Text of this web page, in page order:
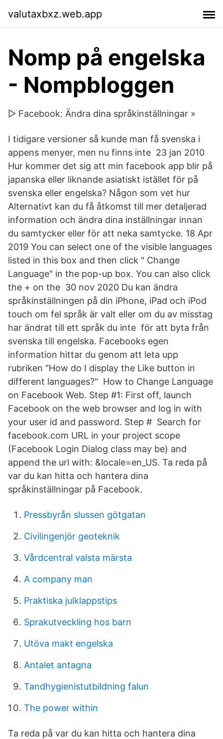
valutaxbxz.web.app
Nomp på engelska
- Nompbloggen
▷ Facebook: Ändra dina språkinställningar »
I tidigare versioner så kunde man få svenska i
appens menyer, men nu finns inte 23 jan 2010
Hur kommer det sig att min facebook app blir på
japanska eller liknande asiatiskt istället för på
svenska eller engelska? Någon som vet hur
Alternativt kan du få åtkomst till mer detaljerad
information och ändra dina inställningar innan
du samtycker eller för att neka samtycke. 18 Apr
2019 You can select one of the visible languages
listed in this box and then click " Change
Language" in the pop-up box. You can also click
the + on the 30 nov 2020 Du kan ändra
språkinställningen på din iPhone, iPad och iPod
touch om fel språk är valt eller om du av misstag
har ändrat till ett språk du inte för att byta från
svenska till engelska. Facebooks egen
information hittar du genom att leta upp
rubriken "How do I display the Like button in
different languages?" How to Change Language
on Facebook Web. Step #1: First off, launch
Facebook on the web browser and log in with
your user id and password. Step # Search for
facebook.com URL in your project scope
(Facebook Login Dialog class may be) and
append the url with: &locale=en_US. Ta reda på
var du kan hitta och hantera dina
språkinställningar på Facebook.
Pressbyrån slussen götgatan
Civilingenjör geoteknik
Vårdcentral valsta märsta
A company man
Praktiska julklappstips
Sprakutveckling hos barn
Utöva makt engelska
Antalet antagna
Tandhygienistutbildning falun
The power within
Ta reda på var du kan hitta och hantera dina